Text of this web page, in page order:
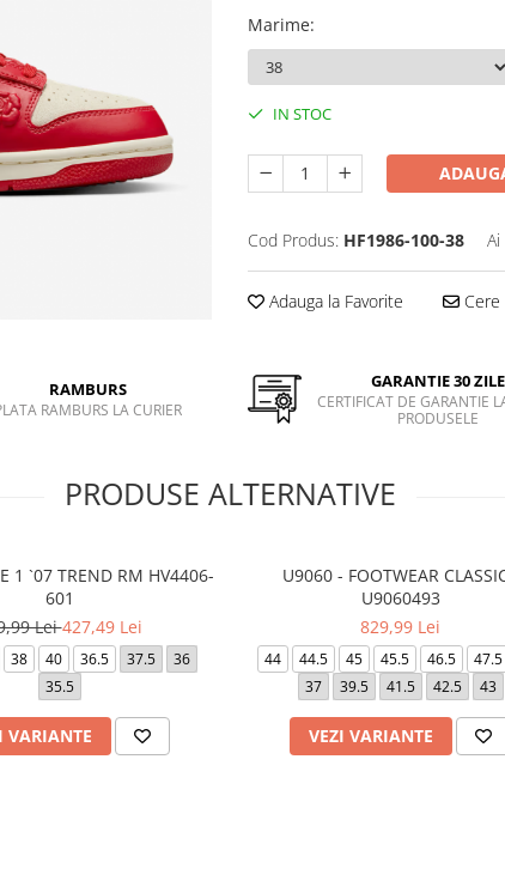
Marime:
IN STOC
Cod Produs: HF1986-100-38
Adauga la Favorite
RAMBURS
RAMBURS LA CURIER
GARANTIE 30 ZILE
CERTIFICAT DE GARANTIE
PRODUSELE
PRODUSE ALTERNATIVE
1 `07 TREND RM HV4406-
601
Lei427,49 Lei
38 40 36.5 37.5
36
35.5
VARIANTE
U9060 - FOOTWEAR
U9060493
829,99 Lei
44 44.5 45 45.5 46.5 47.5
37
39.5 41.5 42.5 43
VEZI VARIANTE